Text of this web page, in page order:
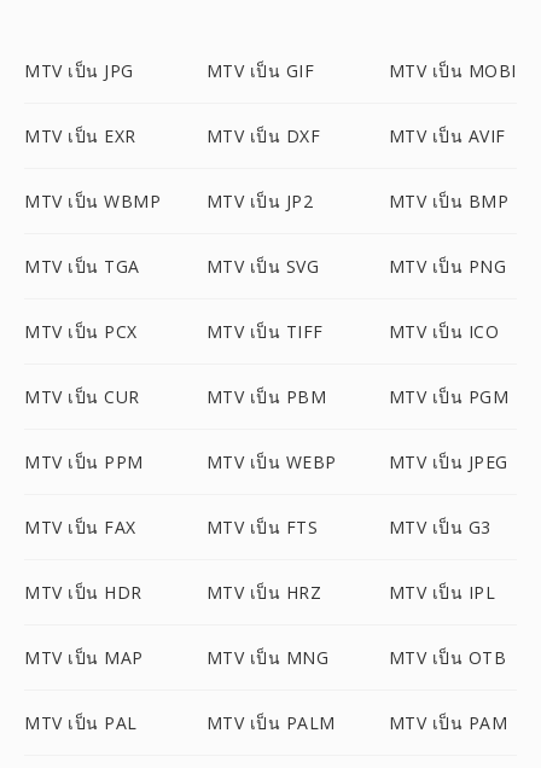
MTV เป็น JPG MTV เป็น GIF MTV เป็น MOBI
MTV เป็น EXR MTV เป็น DXF MTV เป็น AVIF
MTV เป็น WBMP MTV เป็น JP2 MTV เป็น BMP
MTV เป็น TGA MTV เป็น SVG MTV เป็น PNG
MTV เป็น PCX MTV เป็น TIFF MTV เป็น ICO
MTV เป็น CUR MTV เป็น PBM MTV เป็น PGM
MTV เป็น PPM MTV เป็น WEBP MTV เป็น JPEG
MTV เป็น FAX MTV เป็น FTS MTV เป็น G3
MTV เป็น HDR MTV เป็น HRZ MTV เป็น IPL
MTV เป็น MAP MTV เป็น MNG MTV เป็น OTB
MTV เป็น PAL MTV เป็น PALM MTV เป็น PAM